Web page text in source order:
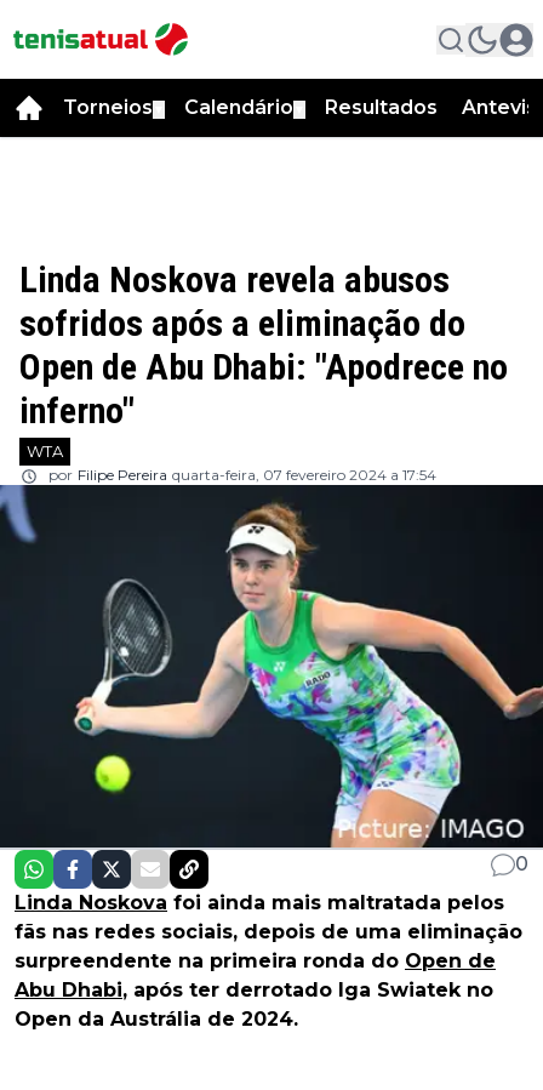
Torneios Calendário Resultados
Linda Noskova revela abusos
sofridos após a eliminação do
Open de Abu Dhabi: "Apodrece no
inferno"
WTA
por Filipe Pereira quarta-feira, 07 fevereiro 2024 a 17:54
0
Linda Noskova foi ainda mais maltratada pelos
fãs nas redes sociais, depois de uma eliminação
surpreendente na primeira ronda do Open de
Abu Dhabi, após ter derrotado Iga Swiatek no
Open da Austrália de 2024.